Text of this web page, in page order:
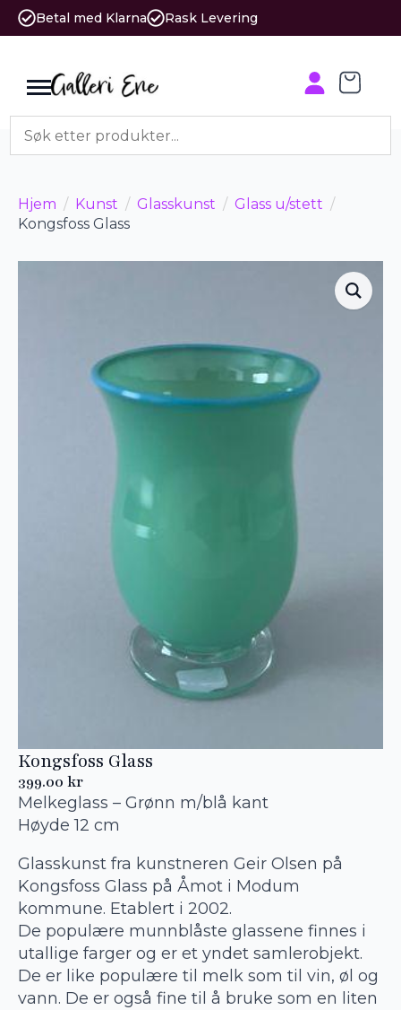
Betal med Klarna Rask Levering
Hjem Kunst Glasskunst
Glass u/stett
Kongsfoss Glass
Kongsfoss Glass
399.00 kr
Melkeglass – Grønn m/blå kant
Høyde 12 cm
Glasskunst fra kunstneren Geir Olsen på
Kongsfoss Glass på Åmot i Modum
kommune. Etablert i 2002.
De populære munnblåste glassene finnes i
utallige farger og er et yndet samlerobjekt.
De er like populære til melk som til vin, øl og
vann. De er også fine til å bruke som en liten